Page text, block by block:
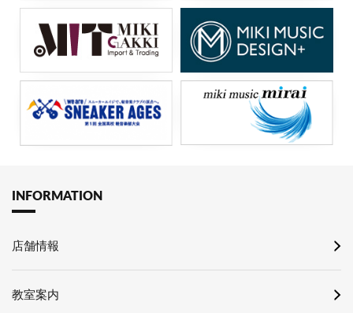
INFORMATION
店舗情報
教室案内